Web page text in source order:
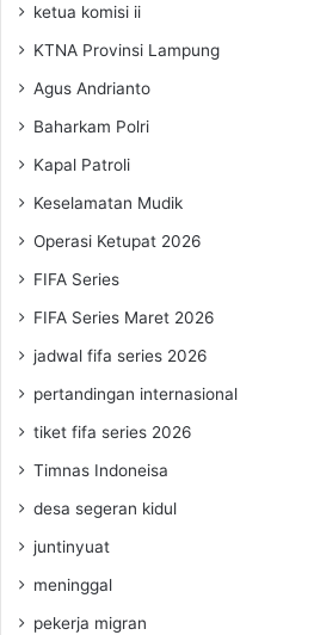
ketua komisi ii
KTNA Provinsi Lampung
Agus Andrianto
Baharkam Polri
Kapal Patroli
Keselamatan Mudik
Operasi Ketupat 2026
FIFA Series
FIFA Series Maret 2026
jadwal fifa series 2026
pertandingan internasional
tiket fifa series 2026
Timnas Indoneisa
desa segeran kidul
juntinyuat
meninggal
pekerja migran